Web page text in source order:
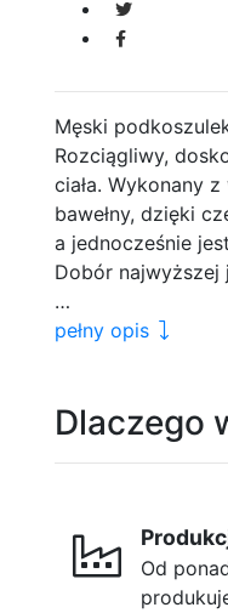
Męski
Rozciągliwy,
ciała. Wykonany
bawełny, dzięki
a jednocześnie
Dobór najwyższej
…
pełny opis
Dlaczego
Od